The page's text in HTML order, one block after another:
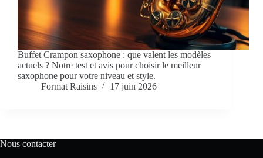
Buffet Crampon saxophone : que valent les modèles
actuels ? Notre test et avis pour choisir le meilleur
saxophone pour votre niveau et style.
Format Raisins
17 juin 2026
Nous contacter